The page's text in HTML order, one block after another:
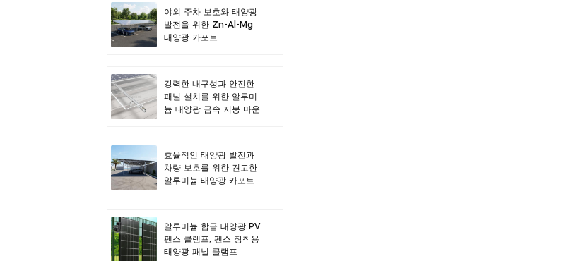
야외 주차 보호와 태양광
발전을 위한 Zn-Al-Mg
태양광 카포트
강력한 내구성과 안전한
패널 설치를 위한 알루미
늄 태양광 금속 지붕 마운
효율적인 태양광 발전과
차량 보호를 위한 견고한
알루미늄 태양광 카포트
알루미늄 합금 태양광 PV
펜스 클램프, 펜스 장착용
태양광 패널 클램프